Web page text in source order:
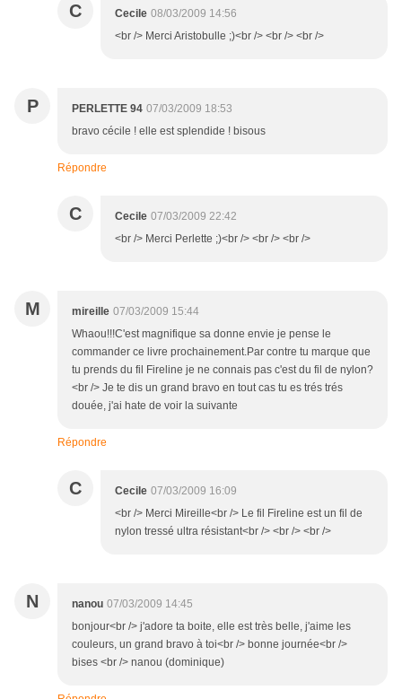
C Cecile 08/03/2009 14:56
<br /> Merci Aristobulle ;)<br /> <br /> <br />
P PERLETTE 94 07/03/2009 18:53
bravo cécile ! elle est splendide ! bisous
Répondre
C Cecile 07/03/2009 22:42
<br /> Merci Perlette ;)<br /> <br /> <br />
M mireille 07/03/2009 15:44
Whaou!!!C'est magnifique sa donne envie je pense le
commander ce livre prochainement.Par contre tu marque que
tu prends du fil Fireline je ne connais pas c'est du fil de nylon?
<br /> Je te dis un grand bravo en tout cas tu es trés trés
douée, j'ai hate de voir la suivante
Répondre
C Cecile 07/03/2009 16:09
<br /> Merci Mireille<br /> Le fil Fireline est un fil de
nylon tressé ultra résistant<br /> <br /> <br />
N nanou 07/03/2009 14:45
bonjour<br /> j'adore ta boite, elle est très belle, j'aime les
couleurs, un grand bravo à toi<br /> bonne journée<br />
bises <br /> nanou (dominique)